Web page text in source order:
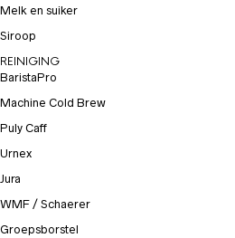
Melk en suiker
Siroop
REINIGING
BaristaPro
Machine Cold Brew
Puly Caff
Urnex
Jura
WMF / Schaerer
Groepsborstel